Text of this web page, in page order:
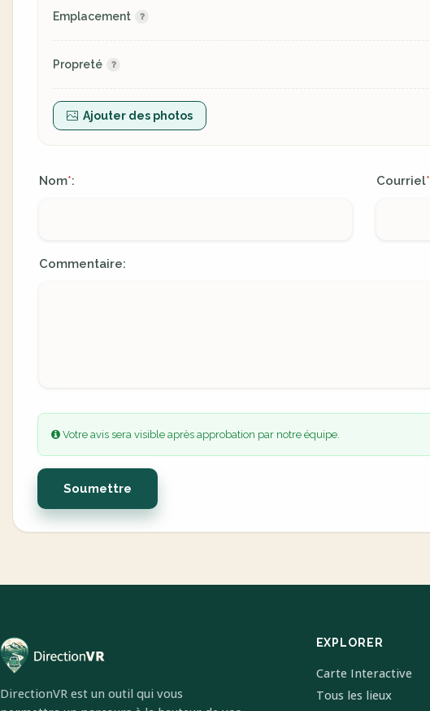
Emplacement
Propreté
Ajouter des photos
Nom*: Courriel*
Commentaire:
Votre avis sera visible après approbation par notre équipe.
Soumettre
DirectionVR est un outil qui vous
EXPLORER
Carte Interactive
Tous les lieux